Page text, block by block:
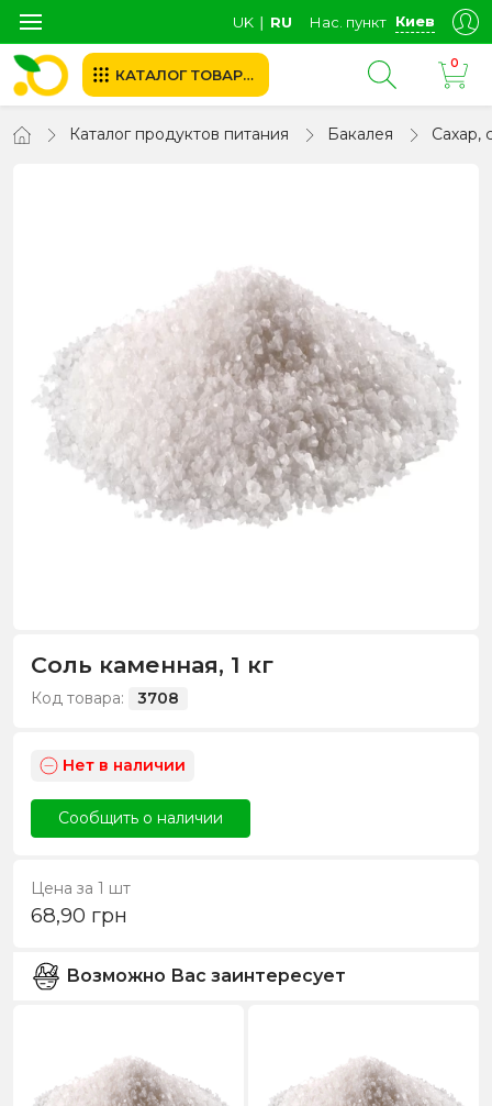
UK ∣ RU Нас. пункт Киев
КАТАЛОГ ТОВАРОВ
0
Каталог продуктов питания Бакалея Сахар,
Соль каменная, 1 кг
Код товара: 3708
Нет в наличии
Сообщить о наличии
Цена за 1 шт
68,90 грн
Возможно Вас заинтересует